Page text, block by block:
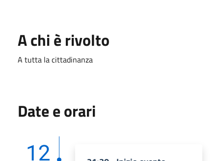
A chi è rivolto
A tutta la cittadinanza
Date e orari
12